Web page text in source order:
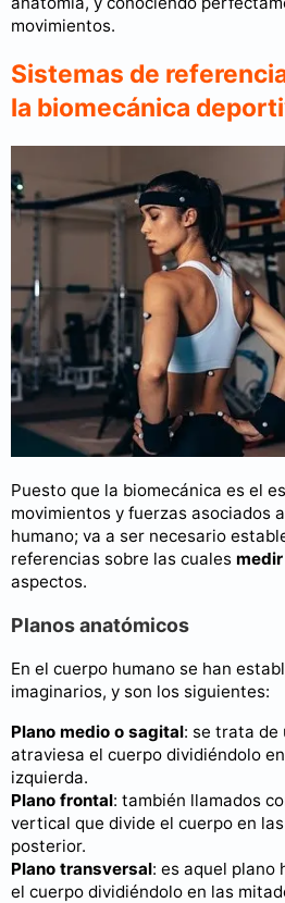
movimientos.
Sistemas de
la biomecánica
Puesto que la biomecánica es el
movimientos y fuerzas asociados
humano; va a ser necesario
referencias sobre las cuales
aspectos.
Planos anatómicos
En el cuerpo humano se han
imaginarios, y son los siguientes:
Plano medio o sagital: se trata de
atraviesa el cuerpo dividiéndolo
izquierda.
Plano frontal: también llamados
vertical que divide el cuerpo en
posterior.
Plano transversal: es aquel plano
el cuerpo dividiéndolo en las